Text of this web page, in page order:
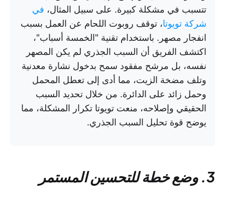
تتسبب في مشكلة كبيرة. على سبيل المثال، في
شركة تويوتا، توقف روبوت اللحام عن العمل بسبب
انفجار مصهر. باستخدام تقنية "الخمسة أسباب"،
اكتشف الفريق أن السبب الجذري لم يكن المصهر
نفسه، بل مرشح مفقود سمح بدخول نشارة معدنية
وتلف مضخة الزيت، مما أدى إلى تعطل المحمل
وحمل زائد على الدائرة. من خلال تحديد السبب
الحقيقي وإصلاحه، منعت تويوتا تكرار المشكلة، مما
يوضح قوة تحليل السبب الجذري.
3. وضع خطة للتحسين المستمر